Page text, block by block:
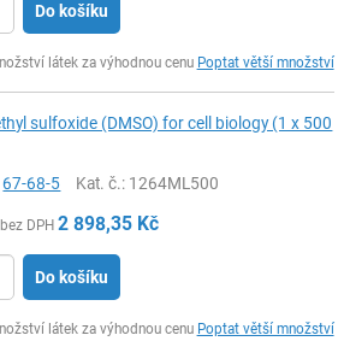
Do košíku
látek za výhodnou cenu Poptat větší množství
sulfoxide (DMSO) for cell biology (1 x 500
67-68-5 Kat. č.: 1264ML500
DPH 2 898,35 Kč
Do košíku
látek za výhodnou cenu Poptat větší množství